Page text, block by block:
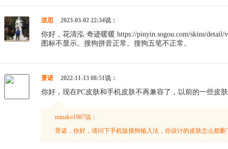
逆思 2023-03-02 22:34说：
你好，花清泓·奇迹暖暖 https://pinyin.sogou.com/skins/
图标不显示。搜狗拼音正常。搜狗五笔不正常。
景诺 2022-11-13 08:51说：
你好，现在PC皮肤和手机皮肤不再兼容了，以前的一些皮
minako1987说：
景诺，你好，请问下手机版搜狗输入法，你设计的皮肤怎么都删